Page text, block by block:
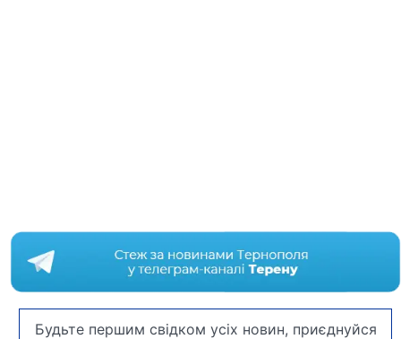
Будьте першим свідком усіх новин, приєднуйся